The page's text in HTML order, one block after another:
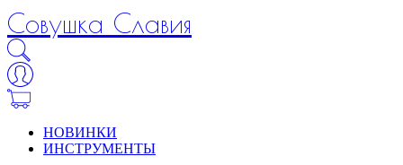
Совушка Славия
НОВИНКИ
ИНСТРУМЕНТЫ